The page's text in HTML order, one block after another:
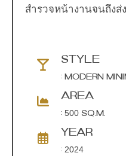
สำรวจหน้างานจนถึง
STYLE
: MODERN
AREA
: 500 SQ.M.
YEAR
: 2024